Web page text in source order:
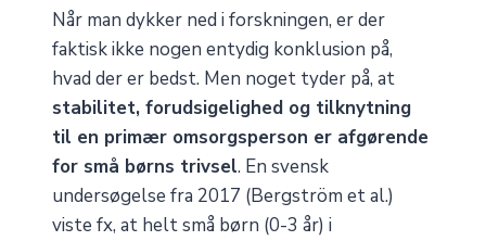
Når man dykker ned i forskningen, er der
faktisk ikke nogen entydig konklusion på,
hvad der er bedst. Men noget tyder på, at
stabilitet, forudsigelighed og tilknytning
til en primær omsorgsperson er afgørende
for små børns trivsel. En svensk
undersøgelse fra 2017 (Bergström et al.)
viste fx, at helt små børn (0-3 år) i